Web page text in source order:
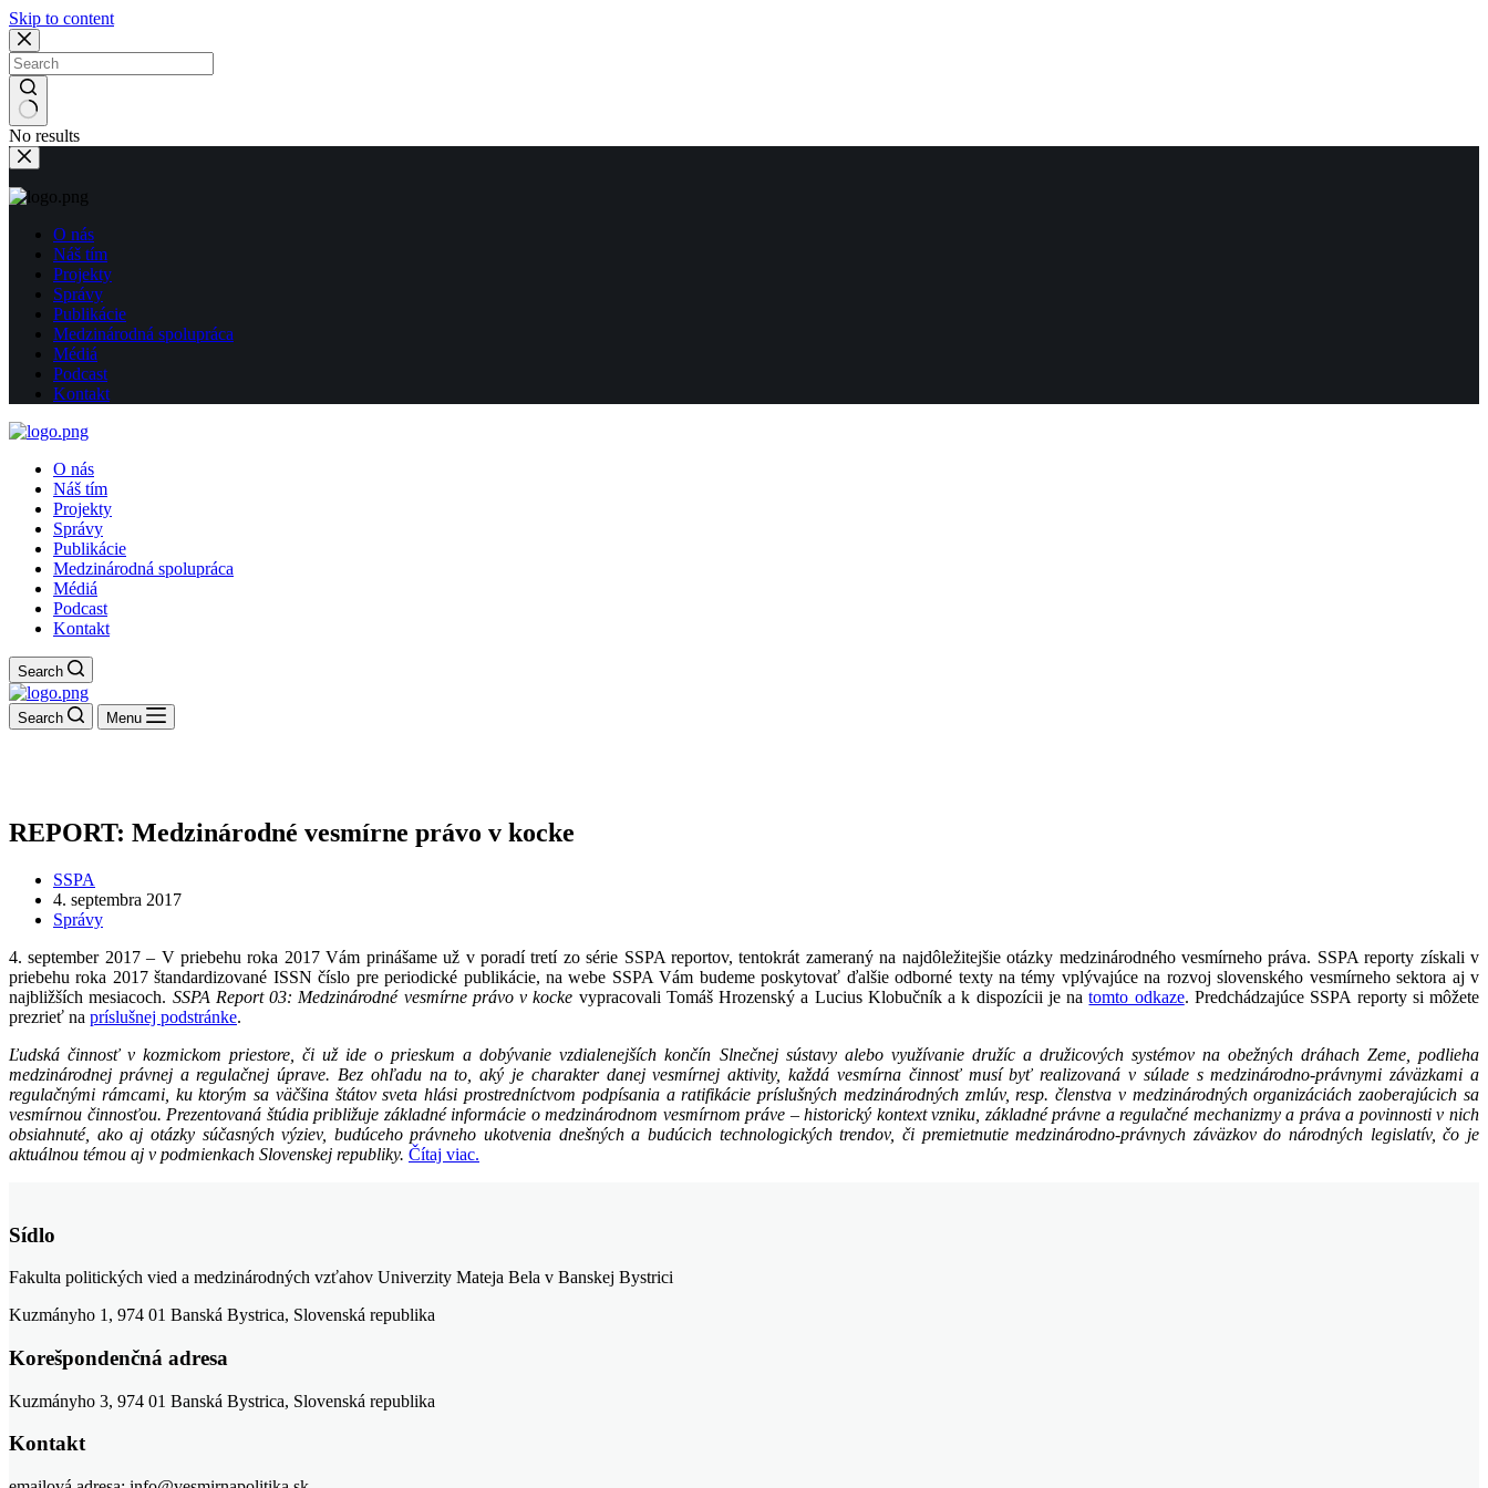
Skip to content
No results
O nás
Náš tím
Projekty
Správy
Publikácie
Medzinárodná spolupráca
Médiá
Podcast
Kontakt
O nás
Náš tím
Projekty
Správy
Publikácie
Medzinárodná spolupráca
Médiá
Podcast
Kontakt
Search
Search Menu
REPORT: Medzinárodné vesmírne právo v kocke
SSPA
4. septembra 2017
Správy
4. september 2017 – V priebehu roka 2017 Vám prinášame už v poradí tretí zo série SSPA reportov, tentokrát zameraný na najdôležitejšie otázky medzinárodného vesmírneho práva. SSPA reporty získali v
priebehu roka 2017 štandardizované ISSN číslo pre periodické publikácie, na webe SSPA Vám budeme poskytovať ďalšie odborné texty na témy vplývajúce na rozvoj slovenského vesmírneho sektora aj v
najbližších mesiacoch. SSPA Report 03: Medzinárodné vesmírne právo v kocke vypracovali Tomáš Hrozenský a Lucius Klobučník a k dispozícii je natomto odkaze. Predchádzajúce SSPA reporty si môžete
prezrieť na príslušnej podstránke.
Ľudská činnosť v kozmickom priestore, či už ide o prieskum a dobývanie vzdialenejších končín Slnečnej sústavy alebo využívanie družíc a družicových systémov na obežných dráhach Zeme, podlieha
medzinárodnej právnej a regulačnej úprave. Bez ohľadu na to, aký je charakter danej vesmírnej aktivity, každá vesmírna činnosť musí byť realizovaná v súlade s medzinárodno-právnymi záväzkami a
regulačnými rámcami, ku ktorým sa väčšina štátov sveta hlási prostredníctvom podpísania a ratifikácie príslušných medzinárodných zmlúv, resp. členstva v medzinárodných organizáciách zaoberajúcich sa
vesmírnou činnosťou. Prezentovaná štúdia približuje základné informácie o medzinárodnom vesmírnom práve – historický kontext vzniku, základné právne a regulačné mechanizmy a práva a povinnosti v nich
obsiahnuté, ako aj otázky súčasných výziev, budúceho právneho ukotvenia dnešných a budúcich technologických trendov, či premietnutie medzinárodno-právnych záväzkov do národných legislatív, čo je
aktuálnou témou aj v podmienkach Slovenskej republiky. Čítaj viac.
Sídlo
Fakulta politických vied a medzinárodných vzťahov Univerzity Mateja Bela v Banskej Bystrici
Kuzmányho 1, 974 01 Banská Bystrica, Slovenská republika
Korešpondenčná adresa
Kuzmányho 3, 974 01 Banská Bystrica, Slovenská republika
Kontakt